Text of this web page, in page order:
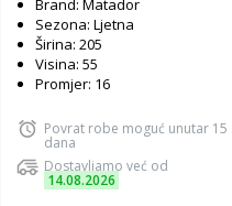
Brand: Matador
Sezona: Ljetna
Širina: 205
Visina: 55
Promjer: 16
Povrat robe moguć unutar 15
dana
Dostavljamo već od
14.08.2026